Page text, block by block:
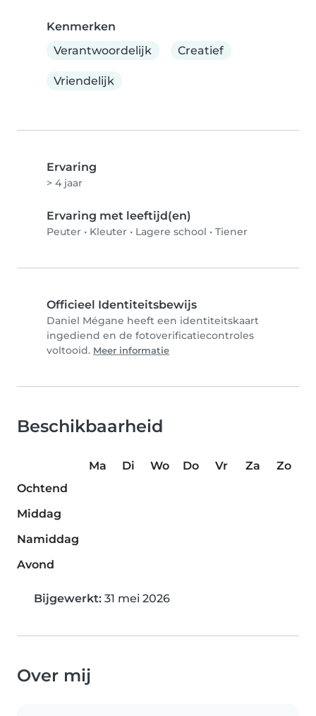
Kenmerken
Verantwoordelijk
Creatief
Vriendelijk
Ervaring
> 4 jaar
Ervaring met leeftijd(en)
Peuter • Kleuter • Lagere school • Tiener
Officieel Identiteitsbewijs
Daniel Mégane heeft een identiteitskaart
ingediend en de fotoverificatiecontroles
voltooid. Meer informatie
Beschikbaarheid
Ma Di Wo Do Vr Za
Zo
Ochtend
Middag
Namiddag
Avond
Bijgewerkt: 31 mei 2026
Over mij